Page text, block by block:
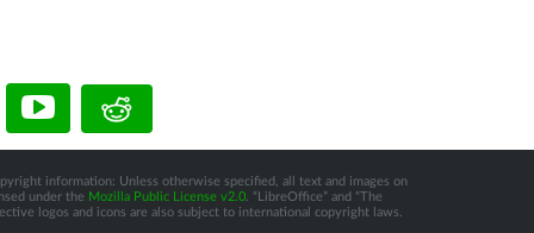
information: Unless otherwise specified, all text and images on
under the Mozilla Public License v2.0. “LibreOffice” and “The
logos and icons are also subject to international copyright laws.